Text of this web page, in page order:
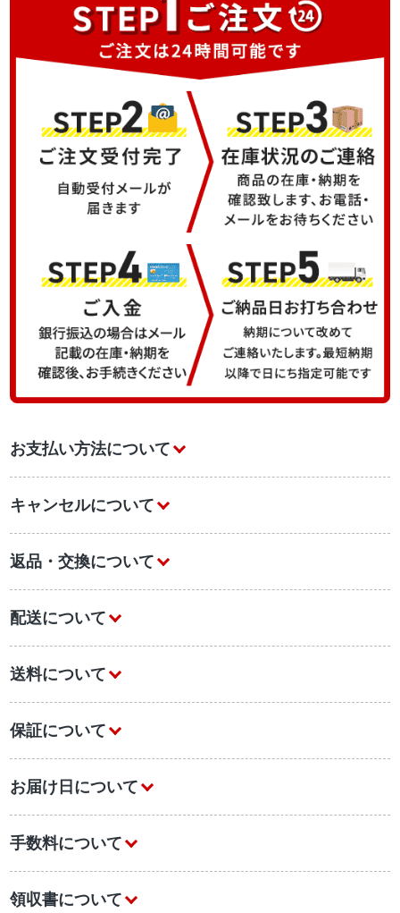
お支払い方法について
キャンセルについて
返品・交換について
配送について
送料について
保証について
お届け日について
手数料について
領収書について